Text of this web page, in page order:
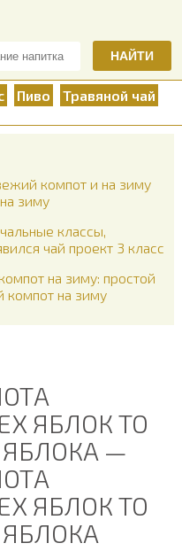
НАЙТИ
Пиво Травяной чай
компот и на зиму
зиму
классы,
чай проект 3 класс
на зиму: простой
компот на зиму
ЯБЛОК ТО
—
ЯБЛОК ТО